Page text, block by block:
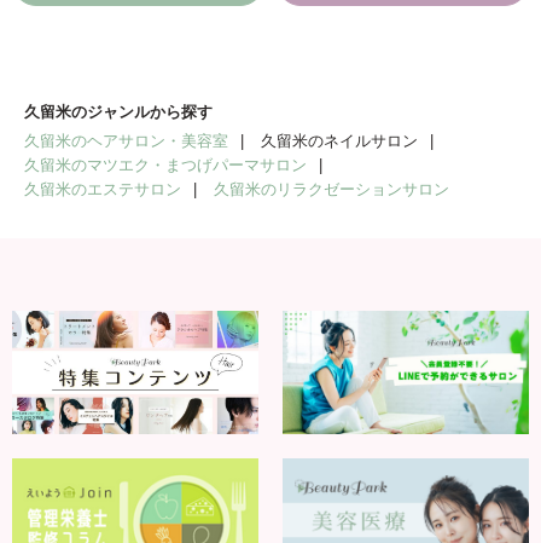
久留米のジャンルから探す
久留米のヘアサロン・美容室
久留米のネイルサロン
久留米のマツエク・まつげパーマサロン
久留米のエステサロン
久留米のリラクゼーションサロン